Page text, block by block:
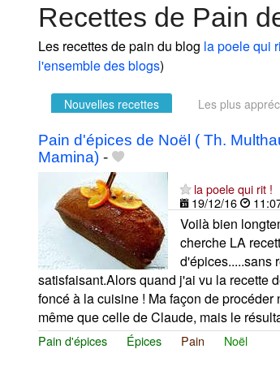
Recettes de Pain
Les recettes de pain du blog la poele qui
l'ensemble des blogs)
Nouvelles recettes Les plus
Pain d'épices de Noël ( Th.
Mamina) -
la poele qui rit !
19/12/16
Voilà bien
cherche LA
d'épices.....sans
satisfaisant.Alors quand j'ai vu la recette
foncé à la cuisine ! Ma façon de procéder
même que celle de Claude, mais le
Pain d'épices Épices Pain Noël